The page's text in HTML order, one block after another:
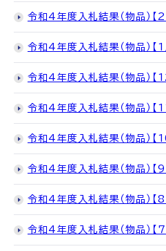
令和4年度入札結果（物品）【
令和4年度入札結果（物品）【1
令和4年度入札結果（物品）【
令和4年度入札結果（物品）【
令和4年度入札結果（物品）【
令和4年度入札結果（物品）【
令和4年度入札結果（物品）【
令和4年度入札結果（物品）【